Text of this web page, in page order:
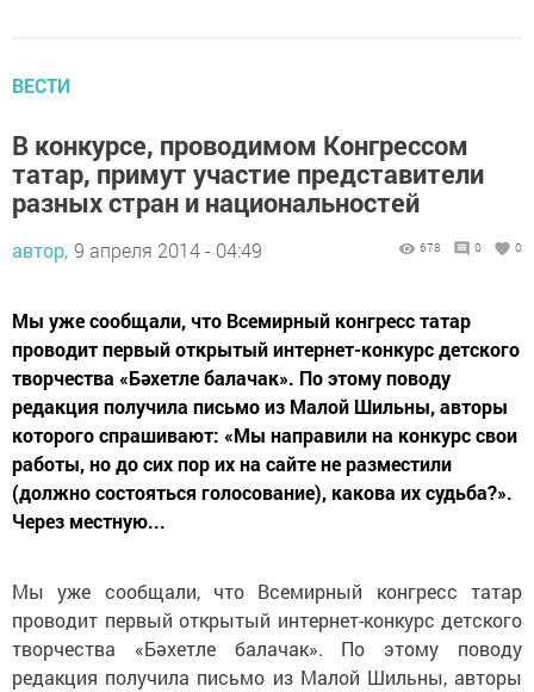
ВЕСТИ
В конкурсе, проводимом Конгрессом
татар, примут участие представители
разных стран и национальностей
автор, 9 апреля 2014 - 04:49 678 0 0
Мы уже сообщали, что Всемирный конгресс татар
проводит первый открытый интернет-конкурс детского
творчества «Бәхетле балачак». По этому поводу
редакция получила письмо из Малой Шильны, авторы
которого спрашивают: «Мы направили на конкурс свои
работы, но до сих пор их на сайте не разместили
(должно состояться голосование), какова их судьба?».
Через местную...
Мы уже сообщали, что Всемирный конгресс татар
проводит первый открытый интернет-конкурс детского
творчества «Бәхетле балачак». По этому поводу
редакция получила письмо из Малой Шильны, авторы